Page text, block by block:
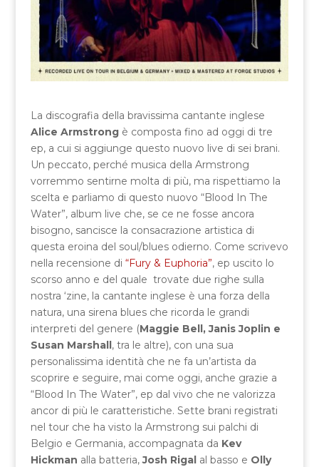
La discografia della bravissima cantante inglese
Alice Armstrongè composta fino ad oggi di tre
ep, a cui si aggiunge questo nuovo live di sei brani.
Un peccato, perché musica della Armstrong
vorremmo sentirne molta di più, ma rispettiamo la
scelta e parliamo di questo nuovo “Blood In The
Water”, album live che, se ce ne fosse ancora
bisogno, sancisce la consacrazione artistica di
questa eroina del soul/blues odierno. Come scrivevo
nella recensione di “Fury & Euphoria”, ep uscito lo
scorso anno e del quale trovate due righe sulla
nostra ‘zine, la cantante inglese è una forza della
natura, una sirena blues che ricorda le grandi
interpreti del genere (Maggie Bell, Janis Joplin e
Susan Marshall, tra le altre), con una sua
personalissima identità che ne fa un’artista da
scoprire e seguire, mai come oggi, anche grazie a
“Blood In The Water”, ep dal vivo che ne valorizza
ancor di più le caratteristiche. Sette brani registrati
nel tour che ha visto la Armstrong sui palchi di
Belgio e Germania, accompagnata da Kev
Hickman alla batteria,Josh Rigalal basso e Olly